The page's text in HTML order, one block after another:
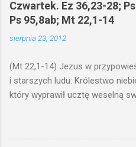
na świeczniku?
by nie miało
wy mierzycie,
dołożą. Bo kto
ma, pozbawią
przypowieści....
je postawić pod
Czwartek. Ez 36,23-28;
Ps 95,8ab; Mt 22,1-14
sierpnia 23, 2012
(Mt 22,1-14) Jezus w
i starszych ludu: Królestwo
który wyprawił ucztę weselną
chcieli przyjść. Posłał jeszcze
Powiedzcie zaproszonym: Oto